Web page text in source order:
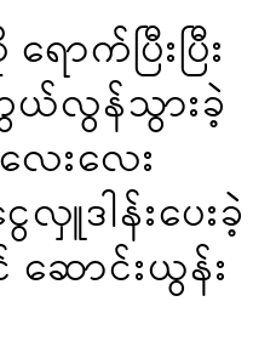
က်ပြီးပြီး
ကွယ်လွန်သွားခဲ့
ေးလေး
ါန်းပေးခဲ့
ောင်းယွန်း